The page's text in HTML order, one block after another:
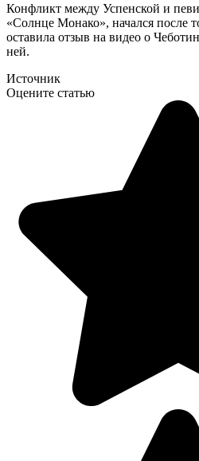
Конфликт между Успенской и
«Солнце Монако», начался после
оставила отзыв на видео о
ней.
Источник
Оцените статью